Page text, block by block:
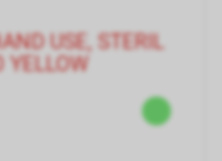
USE, STERIL